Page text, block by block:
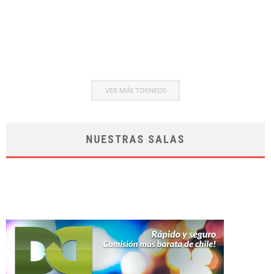
NUESTRAS SALAS